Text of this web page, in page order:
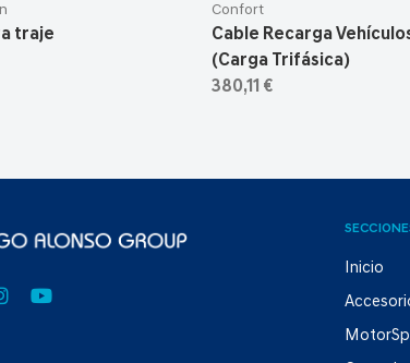
traje
Confort
Cable Recarga
(Carga Trifásica)
380,11 €
Inicio